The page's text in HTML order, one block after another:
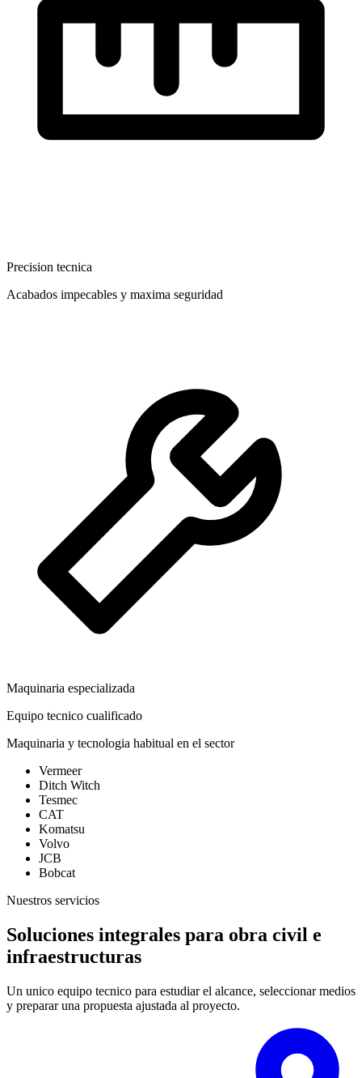
Precision tecnica
Acabados impecables y maxima seguridad
Maquinaria especializada
Equipo tecnico cualificado
Maquinaria y tecnologia habitual en el sector
Vermeer
Ditch Witch
Tesmec
CAT
Komatsu
Volvo
JCB
Bobcat
Nuestros servicios
Soluciones integrales para obra civil e
infraestructuras
Un unico equipo tecnico para estudiar el alcance, seleccionar medios
y preparar una propuesta ajustada al proyecto.